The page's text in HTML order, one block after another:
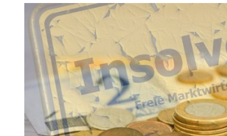
Regelinsolvenzen
deutlich
gestiegen